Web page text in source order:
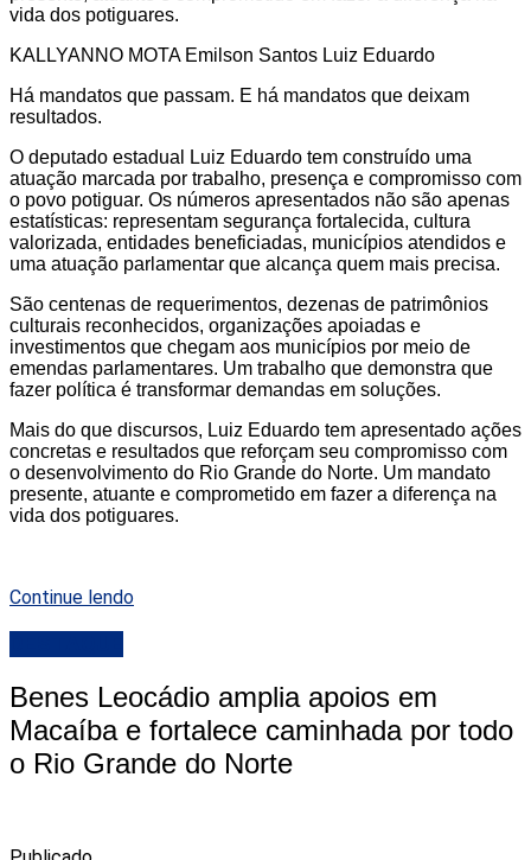
vida dos potiguares.
KALLYANNO MOTA Emilson Santos Luiz Eduardo
Há mandatos que passam. E há mandatos que deixam
resultados.
O deputado estadual Luiz Eduardo tem construído uma
atuação marcada por trabalho, presença e compromisso com
o povo potiguar. Os números apresentados não são apenas
estatísticas: representam segurança fortalecida, cultura
valorizada, entidades beneficiadas, municípios atendidos e
uma atuação parlamentar que alcança quem mais precisa.
São centenas de requerimentos, dezenas de patrimônios
culturais reconhecidos, organizações apoiadas e
investimentos que chegam aos municípios por meio de
emendas parlamentares. Um trabalho que demonstra que
fazer política é transformar demandas em soluções.
Mais do que discursos, Luiz Eduardo tem apresentado ações
concretas e resultados que reforçam seu compromisso com
o desenvolvimento do Rio Grande do Norte. Um mandato
presente, atuante e comprometido em fazer a diferença na
vida dos potiguares.
Continue lendo
Benes Leocádio amplia apoios em
Macaíba e fortalece caminhada por todo
o Rio Grande do Norte